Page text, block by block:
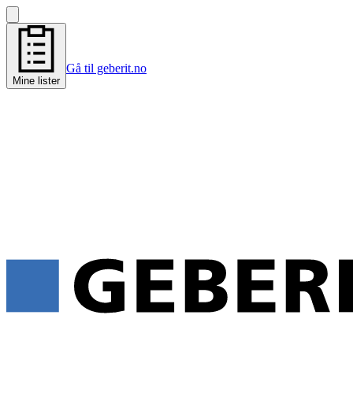
Mine lister
Gå til geberit.no